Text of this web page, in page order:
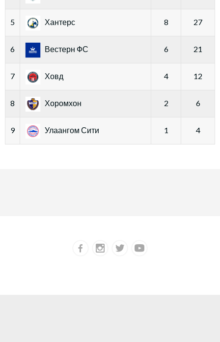
5 Хантерс 8 27
6 Вестерн ФС 6 21
7 Ховд 4 12
8 Хоромхон 2 6
9 Улаангом Сити 1 4